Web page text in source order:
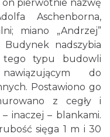
on pierwotnie nazwę
Aschenborna,
miano „Andrzej”
nadszybia
typu budowli
do
Postawiono go
z cegły i
inaczej – blankami.
sięga 1 m i 30